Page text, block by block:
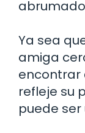
Ya sea
amiga
encontrar
refleje su
puede